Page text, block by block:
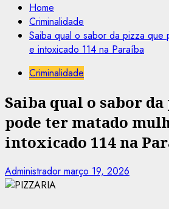
Home
Criminalidade
Saiba qual o sabor da pizza que
e intoxicado 114 na Paraíba
Criminalidade
Saiba qual o sabor da
pode ter matado
intoxicado 114 na
Administrador março 19, 2026